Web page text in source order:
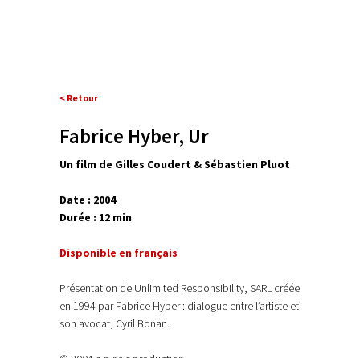
< Retour
Fabrice Hyber, Ur
Un film de Gilles Coudert & Sébastien Pluot
Date : 2004
Durée : 12 min
Disponible en français
Présentation de Unlimited Responsibility, SARL créée
en 1994 par Fabrice Hyber : dialogue entre l’artiste et
son avocat, Cyril Bonan.